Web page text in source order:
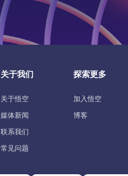
关于我们
关于悟空
媒体新闻
联系我们
常见问题
探索更多
加入悟空
博客